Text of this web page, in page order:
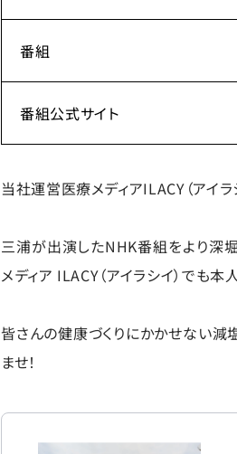
番組
番組公式サイト
当社運営医療メディアILACY（アイ
三浦が出演したNHK番組をより深堀
メディア ILACY（アイラシイ）でも
皆さんの健康づくりにかかせない減
ませ！